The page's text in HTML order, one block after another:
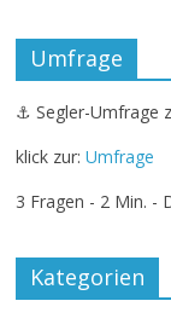
Umfrage
⚓ Segler-Umfrage
klick zur:Umfrage
3 Fragen - 2 Min. -
Kategorien